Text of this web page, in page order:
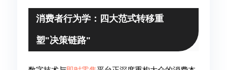
消费者行为学：四大范式转移重
塑"决策链路"